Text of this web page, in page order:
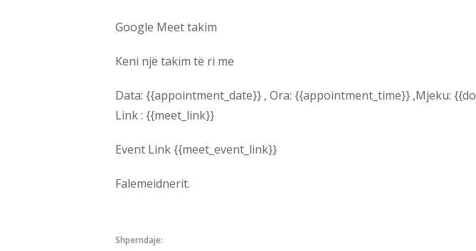
Google Meet takim
Keni një takim të ri me
Data: {{appointment_date}} , Ora: {{appointment_time}} ,Mjeku:
Link : {{meet_link}}
Event Link {{meet_event_link}}
Falemeidnerit.